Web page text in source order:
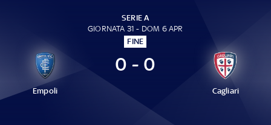
SERIE A
GIORNATA 31 - DOM 6 APR
FINE
Empoli
0 - 0
Cagliari